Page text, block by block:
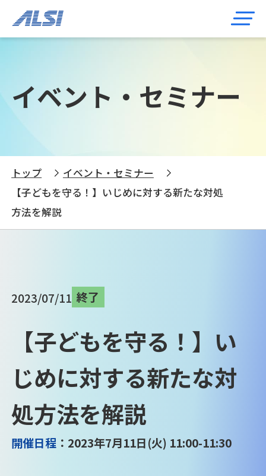
イベント・セミナー
トップ
イベント・セミナー
【子どもを守る！】いじめに対する新たな対処
方法を解説
2023/07/11 終了
【子どもを守る！】い
じめに対する新たな対
処方法を解説
開催日程 ：2023年7月11日(火) 11:00-11:30